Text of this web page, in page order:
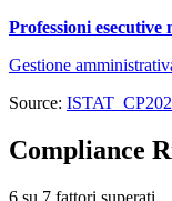
Professioni
Gestione
Source:
Compliance
6 su 7 fattori superati